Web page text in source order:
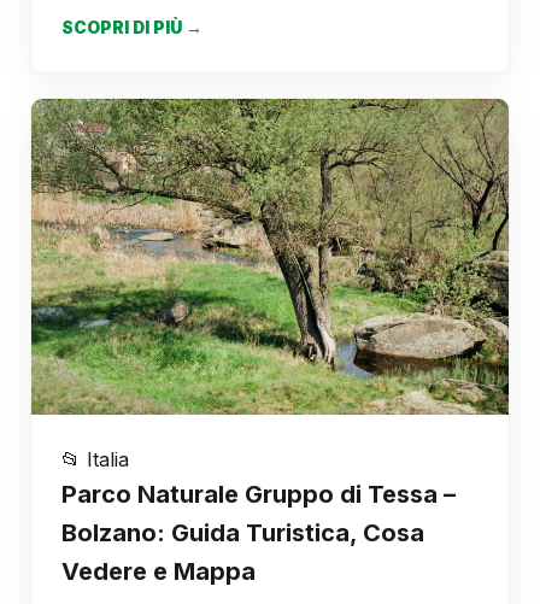
SCOPRI DI PIÙ →
📂 Italia
Parco Naturale Gruppo di Tessa –
Bolzano: Guida Turistica, Cosa
Vedere e Mappa